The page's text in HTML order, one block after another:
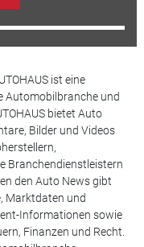
ist eine
Automobilbranche und
bietet Auto
Bilder und Videos
Branchendienstleistern
den Auto News gibt
Marktdaten und
Informationen sowie
Finanzen und Recht.